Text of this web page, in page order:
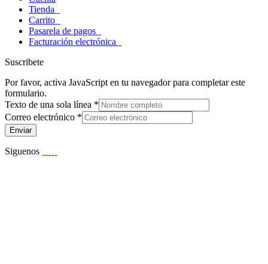
Tienda
Carrito
Pasarela de pagos
Facturación electrónica
Suscribete
Por favor, activa JavaScript en tu navegador para completar este
formulario.
Texto de una sola línea *
Correo electrónico *
Enviar
Siguenos